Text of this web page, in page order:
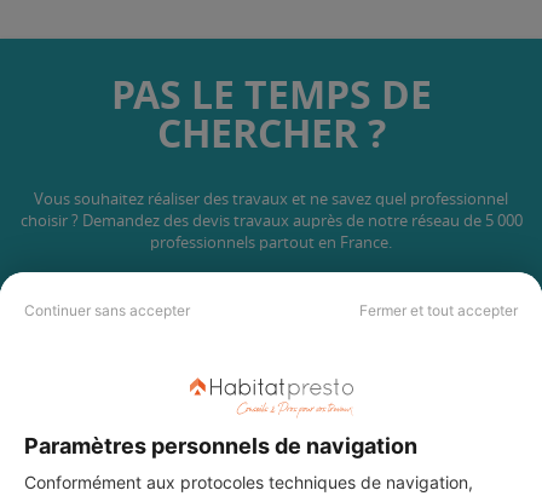
Continuer sans accepter Fermer et tout accepter
Paramètres personnels de navigation
Conformément aux protocoles techniques de navigation,
PAS LE TEMPS DE
CHERCHER ?
Vous souhaitez réaliser des travaux et ne savez quel professionnel
choisir ? Demandez des devis travaux auprès de notre réseau de 5 000
professionnels partout en France.
DEMANDER UN DEVIS